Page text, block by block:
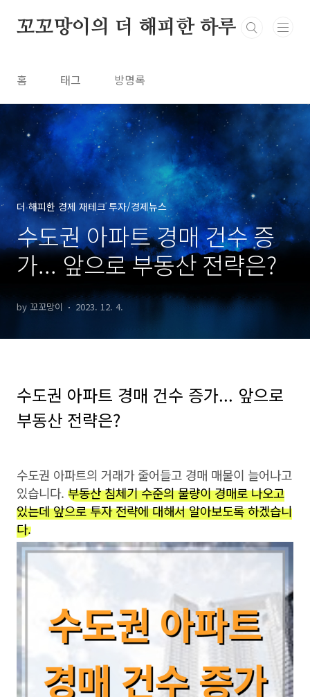
꼬꼬망이의 더 해피한 하루
홈 태그 방명록
더 해피한 경제 재테크 투자/경제뉴스
수도권 아파트 경매 건수 증
가... 앞으로 부동산 전략은?
by 꼬꼬망이 2023. 12. 4.
수도권 아파트 경매 건수 증가... 앞으로
부동산 전략은?
수도권 아파트의 거래가 줄어들고 경매 매물이 늘어나고
있습니다. 부동산 침체기 수준의 물량이 경매로 나오고
있는데 앞으로 투자 전략에 대해서 알아보도록 하겠습니
다.